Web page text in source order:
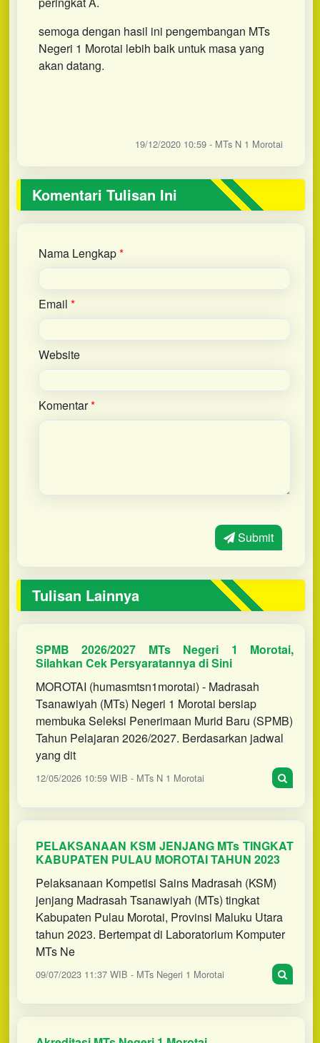
semoga dengan hasil ini pengembangan MTs
Negeri 1 Morotai lebih baik untuk masa yang
akan datang.
19/12/2020 10:59 - MTs N 1 Morotai
Komentari Tulisan Ini
Nama Lengkap*
Email *
Website
Komentar*
Submit
Tulisan Lainnya
SPMB 2026/2027 MTs Negeri 1 Morotai,
Silahkan Cek Persyaratannya di Sini
MOROTAI (humasmtsn1morotai) - Madrasah
Tsanawiyah (MTs) Negeri 1 Morotai bersiap
membuka Seleksi Penerimaan Murid Baru (SPMB)
Tahun Pelajaran 2026/2027. Berdasarkan jadwal
yang dit
12/05/2026 10:59 WIB - MTs N 1 Morotai
PELAKSANAAN KSM JENJANG MTs TINGKAT
KABUPATEN PULAU MOROTAI TAHUN 2023
Pelaksanaan Kompetisi Sains Madrasah (KSM)
jenjang Madrasah Tsanawiyah (MTs) tingkat
Kabupaten Pulau Morotai, Provinsi Maluku Utara
tahun 2023. Bertempat di Laboratorium Komputer
MTs Ne
09/07/2023 11:37 WIB - MTs Negeri 1 Morotai